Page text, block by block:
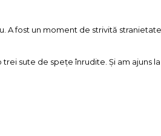
A fost un moment de strivită
sute de spețe înrudite. Și am ajuns